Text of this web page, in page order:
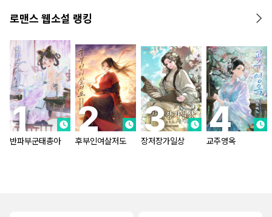
로맨스 웹소설 랭킹
반파부군태총아 후부인여살저도 장저장가일상 교주영옥